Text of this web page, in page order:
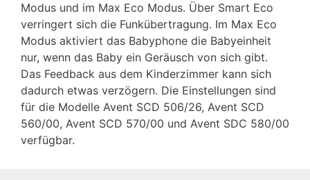
Modus und im Max Eco Modus. Über Smart Eco
verringert sich die Funkübertragung. Im Max Eco
Modus aktiviert das Babyphone die Babyeinheit
nur, wenn das Baby ein Geräusch von sich gibt.
Das Feedback aus dem Kinderzimmer kann sich
dadurch etwas verzögern. Die Einstellungen sind
für die Modelle Avent SCD 506/26, Avent SCD
560/00, Avent SCD 570/00 und Avent SDC 580/00
verfügbar.